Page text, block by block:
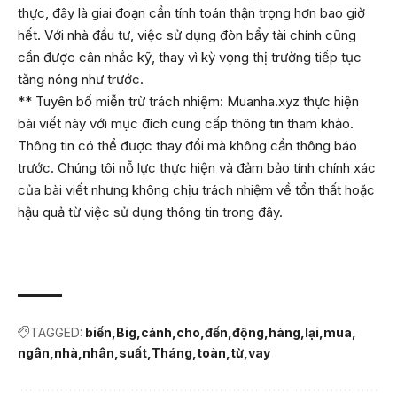
thực, đây là giai đoạn cần tính toán thận trọng hơn bao giờ
hết. Với nhà đầu tư, việc sử dụng đòn bẩy tài chính cũng
cần được cân nhắc kỹ, thay vì kỳ vọng thị trường tiếp tục
tăng nóng như trước.
** Tuyên bố miễn trừ trách nhiệm: Muanha.xyz thực hiện
bài viết này với mục đích cung cấp thông tin tham khảo.
Thông tin có thể được thay đổi mà không cần thông báo
trước. Chúng tôi nỗ lực thực hiện và đảm bảo tính chính xác
của bài viết nhưng không chịu trách nhiệm về tổn thất hoặc
hậu quả từ việc sử dụng thông tin trong đây.
TAGGED: biến Big cảnh cho đến động hàng lại mua
ngân nhà nhân suất Tháng toàn từ vay